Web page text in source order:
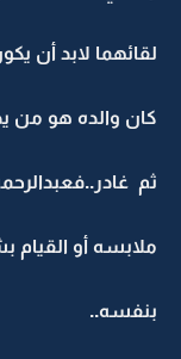
لقائهما لابد أن
كان والده هو من
ثم
ملابسه أو القيام
بنفسه..